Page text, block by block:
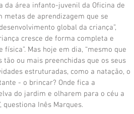
da área infanto-juvenil da Oficina de
metas de aprendizagem que se
global da criança”,
cresce de forma completa e
Mas hoje em dia, “mesmo que
ou mais preenchidas que os seus
estruturadas, como a natação, o
- o brincar? Onde fica a
do jardim e olharem para o céu a
questiona Inês Marques.